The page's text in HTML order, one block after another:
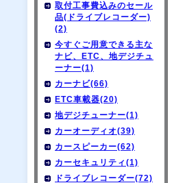
取付工事費込みのセール
品(ドライブレコーダー)
(2)
今すぐご用意できる主な
ナビ、ETC、地デジチュ
ーナー(1)
カーナビ(66)
ETC車載器(20)
地デジチューナー(1)
カーオーディオ(39)
カースピーカー(62)
カーセキュリティ(1)
ドライブレコーダー(72)